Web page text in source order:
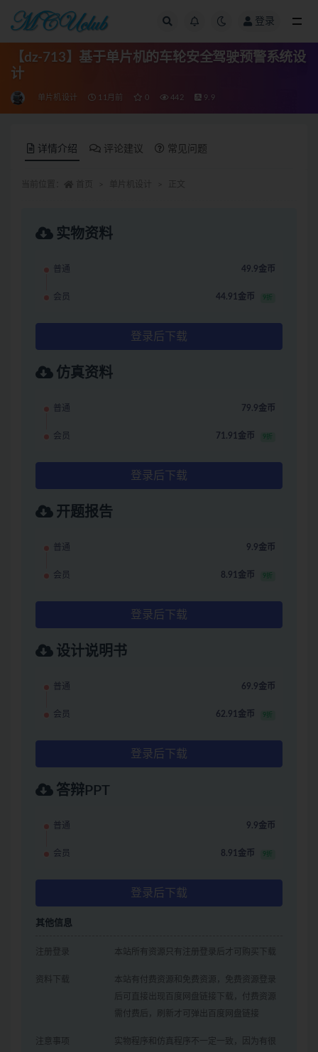
登录
【dz-713】基于单片机的车轮安全驾驶预警系统设
计
单片机设计 11月前 0 442 9.9
详情介绍 评论建议 常见问题
实物资料
普通 49.9金币
会员 44.91金币 9折
登录后下载
仿真资料
普通 79.9金币
会员 71.91金币 9折
登录后下载
开题报告
普通 9.9金币
会员 8.91金币 9折
登录后下载
设计说明书
普通 69.9金币
会员 62.91金币 9折
登录后下载
答辩PPT
普通 9.9金币
会员 8.91金币 9折
登录后下载
其他信息
注册登录 本站所有资源只有注册登录后才可购买下载
资料下载
本站有付费资源和免费资源，免费资源登录
后可直接出现百度网盘链接下载，付费资源
需付费后，刷新才可弹出百度网盘链接
注意事项
实物程序和仿真程序不一定一致，因为有很